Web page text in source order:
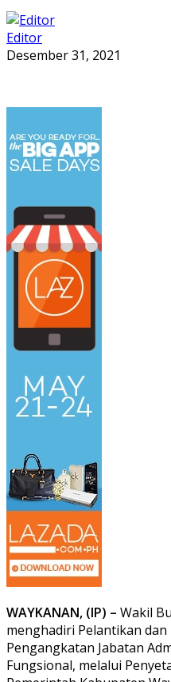
Editor
Desember 31, 2021
WAYKANAN, (IP) – Wakil
menghadiri Pelantikan
Pengangkatan Jabatan
Fungsional, melalui